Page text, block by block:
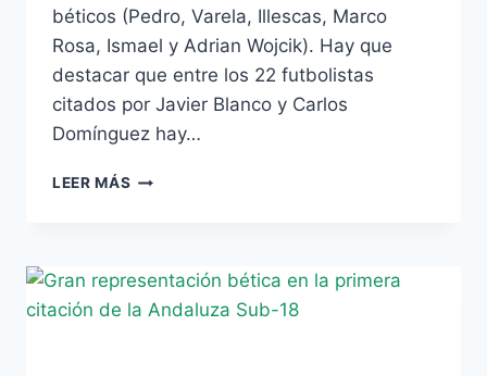
béticos (Pedro, Varela, Illescas, Marco
Rosa, Ismael y Adrian Wojcik). Hay que
destacar que entre los 22 futbolistas
citados por Javier Blanco y Carlos
Domínguez hay…
LEER MÁS ESTA
SELECCIÓN
ANDALUZA